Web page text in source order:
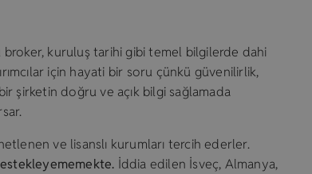
kuruluş tarihi gibi temel bilgilerde dahi
için hayati bir soru çünkü güvenilirlik,
şirketin doğru ve açık bilgi sağlamada
ve lisanslı kurumları tercih ederler.
İddia edilen İsveç, Almanya,